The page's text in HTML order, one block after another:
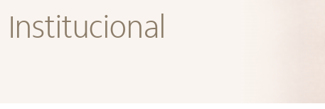
Institucional